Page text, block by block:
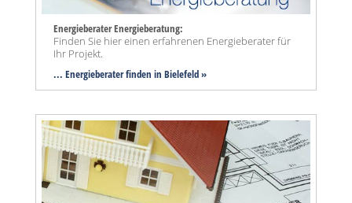
Energieberater Energieberatung:
Finden Sie hier einen erfahrenen Energieberater für
Ihr Projekt.
... Energieberater finden in Bielefeld »